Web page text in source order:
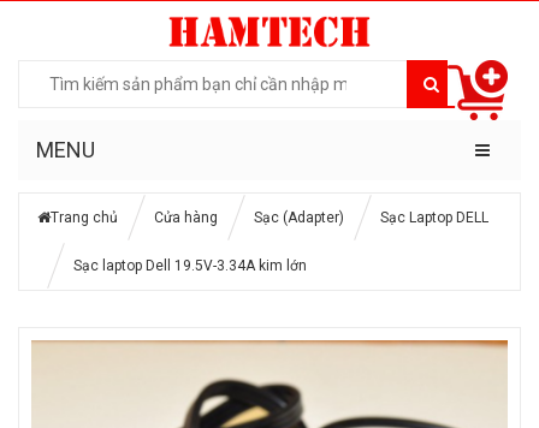
MENU
Trang chủ Cửa hàng Sạc (Adapter) Sạc Laptop DELL
Sạc laptop Dell 19.5V-3.34A kim lớn